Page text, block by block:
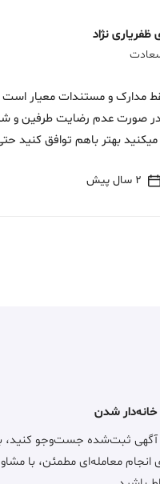
نژاد
مدارک و مستندات معیار
در صورت عدم رضایت طرفین و
بهتر باهم توافق کنید
2 سال پیش
شدن
آگهی ثبت‌شده جست‌وجو
انجام معامله‌ای مطمئن، با